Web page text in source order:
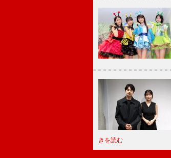
きを読む